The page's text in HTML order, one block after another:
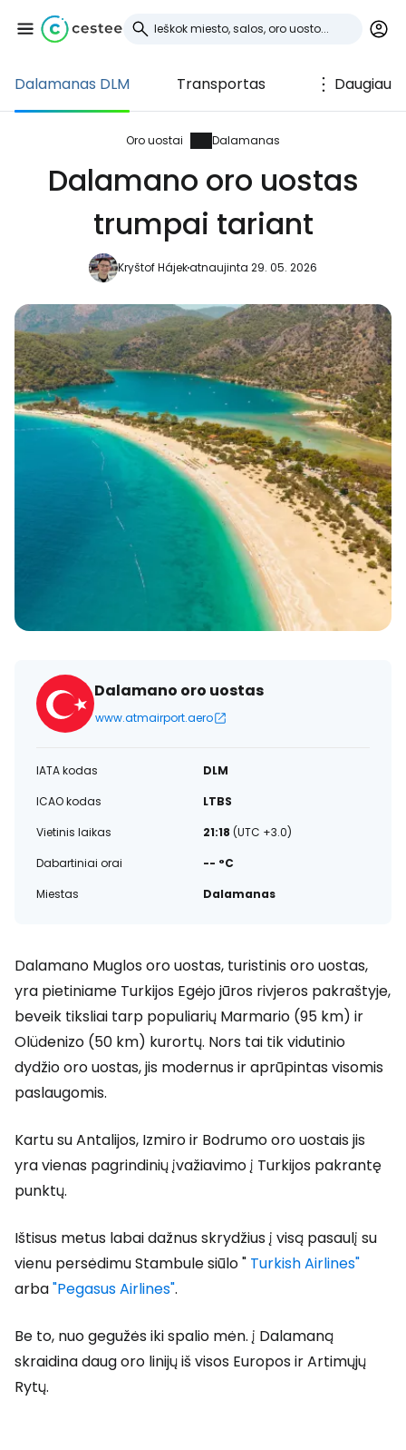
Dalamanas DLM Transportas Daugiau
Oro uostai Dalamanas
Dalamano oro uostas
trumpai tariant
Kryštof Hájekatnaujinta 29. 05. 2026
Dalamano oro uostas
www.atmairport.aero
IATA kodas
DLM
ICAO kodas
LTBS
Vietinis laikas
21:18 (UTC +3.0)
Dabartiniai orai
-- °C
Miestas
Dalamanas
Dalamano Muglos oro uostas, turistinis oro uostas,
yra pietiniame Turkijos Egėjo jūros rivjeros pakraštyje,
beveik tiksliai tarp populiarių Marmario (95 km) ir
Olüdenizo (50 km) kurortų. Nors tai tik vidutinio
dydžio oro uostas, jis modernus ir aprūpintas visomis
paslaugomis.
Kartu su Antalijos, Izmiro ir Bodrumo oro uostais jis
yra vienas pagrindinių įvažiavimo į Turkijos pakrantę
punktų.
Ištisus metus labai dažnus skrydžius į visą pasaulį su
vienu persėdimu Stambule siūlo " Turkish Airlines"
arba"Pegasus Airlines".
Be to, nuo gegužės iki spalio mėn. į Dalamaną
skraidina daug oro linijų iš visos Europos ir Artimųjų
Rytų.
Prisijunkite prie
Cestee
... pasaulinė kelionių bendruomenė
Tęsti su Google
Tęsti su Facebook
Tęsti el. paštu